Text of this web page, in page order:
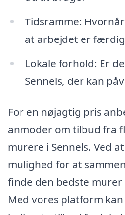
Tidsramme:
at arbejdet er
Lokale forhold: Er
Sennels, der kan
For en nøjagtig pris
anmoder om tilbud fra
murere i Sennels. Ved
mulighed for at
finde den bedste
Med vores platform